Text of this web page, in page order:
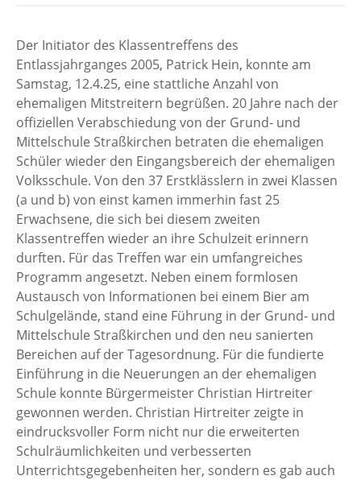
Der Initiator des Klassentreffens des
Entlassjahrganges 2005, Patrick Hein, konnte am
Samstag, 12.4.25, eine stattliche Anzahl von
ehemaligen Mitstreitern begrüßen. 20 Jahre nach der
offiziellen Verabschiedung von der Grund- und
Mittelschule Straßkirchen betraten die ehemaligen
Schüler wieder den Eingangsbereich der ehemaligen
Volksschule. Von den 37 Erstklässlern in zwei Klassen
(a und b) von einst kamen immerhin fast 25
Erwachsene, die sich bei diesem zweiten
Klassentreffen wieder an ihre Schulzeit erinnern
durften. Für das Treffen war ein umfangreiches
Programm angesetzt. Neben einem formlosen
Austausch von Informationen bei einem Bier am
Schulgelände, stand eine Führung in der Grund- und
Mittelschule Straßkirchen und den neu sanierten
Bereichen auf der Tagesordnung. Für die fundierte
Einführung in die Neuerungen an der ehemaligen
Schule konnte Bürgermeister Christian Hirtreiter
gewonnen werden. Christian Hirtreiter zeigte in
eindrucksvoller Form nicht nur die erweiterten
Schulräumlichkeiten und verbesserten
Unterrichtsgegebenheiten her, sondern es gab auch